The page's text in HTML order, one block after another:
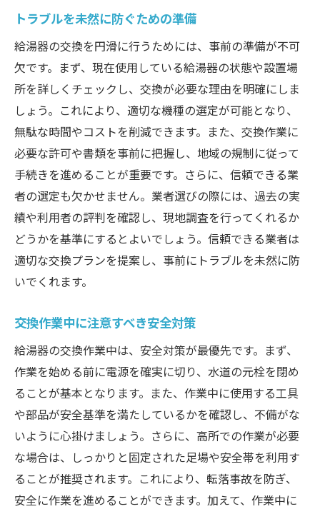
トラブルを未然に防ぐための準備
給湯器の交換を円滑に行うためには、事前の準備が不可
欠です。まず、現在使用している給湯器の状態や設置場
所を詳しくチェックし、交換が必要な理由を明確にしま
しょう。これにより、適切な機種の選定が可能となり、
無駄な時間やコストを削減できます。また、交換作業に
必要な許可や書類を事前に把握し、地域の規制に従って
手続きを進めることが重要です。さらに、信頼できる業
者の選定も欠かせません。業者選びの際には、過去の実
績や利用者の評判を確認し、現地調査を行ってくれるか
どうかを基準にするとよいでしょう。信頼できる業者は
適切な交換プランを提案し、事前にトラブルを未然に防
いでくれます。
交換作業中に注意すべき安全対策
給湯器の交換作業中は、安全対策が最優先です。まず、
作業を始める前に電源を確実に切り、水道の元栓を閉め
ることが基本となります。また、作業中に使用する工具
や部品が安全基準を満たしているかを確認し、不備がな
いように心掛けましょう。さらに、高所での作業が必要
な場合は、しっかりと固定された足場や安全帯を利用す
ることが推奨されます。これにより、転落事故を防ぎ、
安全に作業を進めることができます。加えて、作業中に